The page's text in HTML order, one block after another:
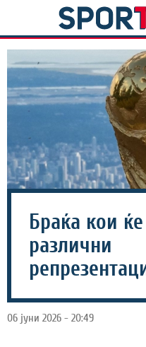
Браќа кои
различни
06 јуни 2026 - 20:49